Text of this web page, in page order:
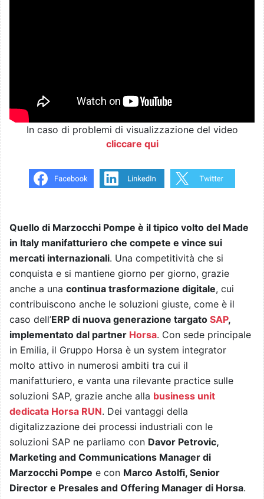
In caso di problemi di visualizzazione del video
cliccare qui
Quello di Marzocchi Pompe è il tipico volto del Made
in Italy manifatturiero che compete e vince sui
mercati internazionali. Una competitività che si
conquista e si mantiene giorno per giorno, grazie
anche a una continua trasformazione digitale, cui
contribuiscono anche le soluzioni giuste, come è il
caso dell’ERP di nuova generazione targato SAP,
implementato dal partner Horsa. Con sede principale
in Emilia, il Gruppo Horsa è un system integrator
molto attivo in numerosi ambiti tra cui il
manifatturiero, e vanta una rilevante practice sulle
soluzioni SAP, grazie anche alla business unit
dedicata Horsa RUN. Dei vantaggi della
digitalizzazione dei processi industriali con le
soluzioni SAP ne parliamo con Davor Petrovic,
Marketing and Communications Manager di
Marzocchi Pompe e con Marco Astolfi, Senior
Director e Presales and Offering Manager di Horsa.